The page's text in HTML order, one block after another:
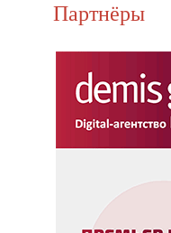
Партнёры